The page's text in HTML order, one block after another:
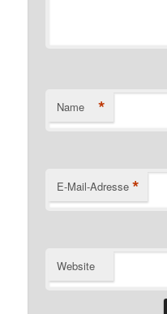
Name *
E-Mail-Adresse *
Website